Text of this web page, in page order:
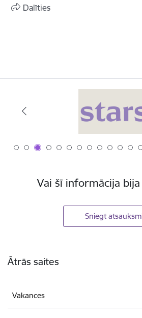
Dalīties
Vai šī informācija
Sniegt
Ātrās saites
Vakances